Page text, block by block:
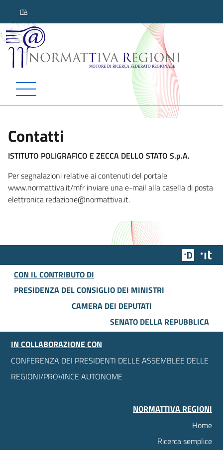
ITA
Normattiva Regioni -
Contatti
ISTITUTO POLIGRAFICO E ZECCA DELLO STATO S.p.A.
Per segnalazioni relative ai contenuti del portale
www.normattiva.it/mfr inviare una e-mail alla casella di posta
elettronica redazione@normattiva.it.
Team
CON IL CONTRIBUTO DI
PRESIDENZA DEL CONSIGLIO DEI MINISTRI
CAMERA DEI DEPUTATI
SENATO DELLA REPUBBLICA
IN COLLABORAZIONE CON
CONFERENZA DEI PRESIDENTI DELLE ASSEMBLEE DELLE
REGIONI/PROVINCE AUTONOME
NORMATTIVA REGIONI
Home
Ricerca semplice